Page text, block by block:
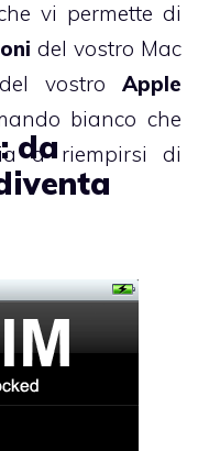
vi permette di
del vostro Mac
vostro Apple
bianco che
a riempirsi di
da